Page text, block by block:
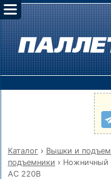
Каталог› Вышки и
подъемники › Ножничный
AC 220В